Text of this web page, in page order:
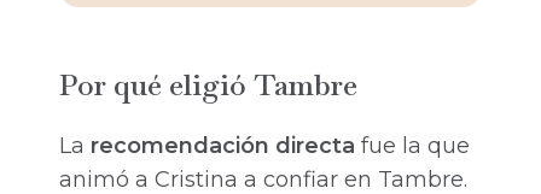
Por qué eligió Tambre
La recomendación directa fue la que
animó a Cristina a confiar en Tambre.